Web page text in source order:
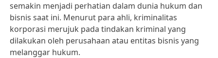
semakin menjadi perhatian dalam dunia hukum dan
bisnis saat ini. Menurut para ahli, kriminalitas
korporasi merujuk pada tindakan kriminal yang
dilakukan oleh perusahaan atau entitas bisnis yang
melanggar hukum.